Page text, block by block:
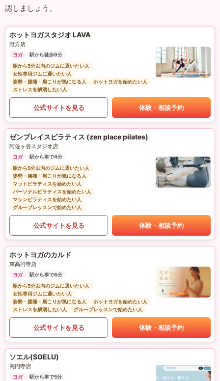
認しましょう。
ホットヨガスタジオ LAVA
野方店
ヨガ
駅から徒歩9分
駅から5分以内のジムに通いたい人
女性専用ジムに通いたい人
姿勢・腰痛・肩こりが気になる人
ホットヨガを始めたい人
ストレスを解消したい人
公式サイトを見る 体験・相談予約
ゼンプレイスピラティス (zen place pilates)
阿佐ヶ谷スタジオ店
ヨガ
駅から車で4分
駅から5分以内のジムに通いたい人
姿勢・腰痛・肩こりが気になる人
マットピラティスを始めたい人
パーソナルピラティスを始めたい人
マシンピラティスを始めたい人
グループレッスンで始めたい人
公式サイトを見る 体験・相談予約
ホットヨガのカルド
東高円寺店
ヨガ
駅から車で6分
駅から5分以内のジムに通いたい人
女性専用ジムに通いたい人
姿勢・腰痛・肩こりが気になる人
ホットヨガを始めたい人
ストレスを解消したい人
グループレッスンで始めたい人
公式サイトを見る 体験・相談予約
ソエル(SOELU)
高円寺店
ヨガ 駅から車で5分